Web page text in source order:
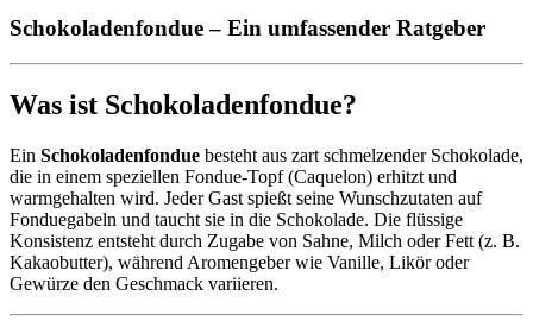
Schokoladenfondue – Ein umfassender Ratgeber
Was ist Schokoladenfondue?
Ein Schokoladenfondue besteht aus zart schmelzender Schokolade,
die in einem speziellen Fondue-Topf (Caquelon) erhitzt und
warmgehalten wird. Jeder Gast spießt seine Wunschzutaten auf
Fonduegabeln und taucht sie in die Schokolade. Die flüssige
Konsistenz entsteht durch Zugabe von Sahne, Milch oder Fett (z. B.
Kakaobutter), während Aromengeber wie Vanille, Likör oder
Gewürze den Geschmack variieren.